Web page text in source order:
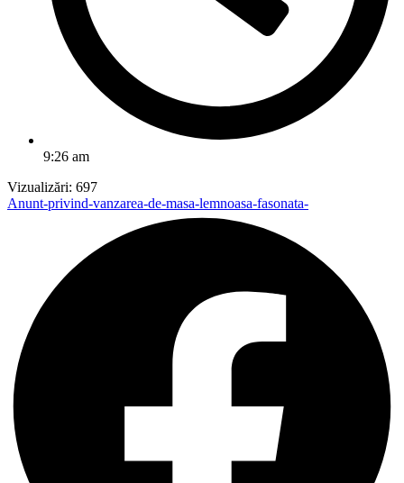
9:26 am
Vizualizări: 697
Anunt-privind-vanzarea-de-masa-lemnoasa-fasonata-